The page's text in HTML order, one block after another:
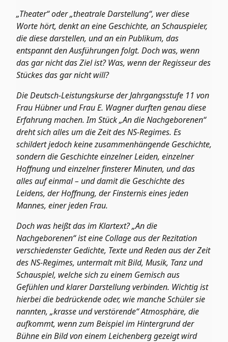
„Theater“ oder „theatrale Darstellung“, wer diese
Worte hört, denkt an eine Geschichte, an Schauspieler,
die diese darstellen, und an ein Publikum, das
entspannt den Ausführungen folgt. Doch was, wenn
das gar nicht das Ziel ist? Was, wenn der Regisseur des
Stückes das gar nicht will?
Die Deutsch-Leistungskurse der Jahrgangsstufe 11 von
Frau Hübner und Frau E. Wagner durften genau diese
Erfahrung machen. Im Stück „An die Nachgeborenen“
dreht sich alles um die Zeit des NS-Regimes. Es
schildert jedoch keine zusammenhängende Geschichte,
sondern die Geschichte einzelner Leiden, einzelner
Hoffnung und einzelner finsterer Minuten, und das
alles auf einmal – und damit die Geschichte des
Leidens, der Hoffnung, der Finsternis eines jeden
Mannes, einer jeden Frau.
Doch was heißt das im Klartext? „An die
Nachgeborenen“ ist eine Collage aus der Rezitation
verschiedenster Gedichte, Texte und Reden aus der Zeit
des NS-Regimes, untermalt mit Bild, Musik, Tanz und
Schauspiel, welche sich zu einem Gemisch aus
Gefühlen und klarer Darstellung verbinden. Wichtig ist
hierbei die bedrückende oder, wie manche Schüler sie
nannten, „krasse und verstörende“ Atmosphäre, die
aufkommt, wenn zum Beispiel im Hintergrund der
Bühne ein Bild von einem Leichenberg gezeigt wird